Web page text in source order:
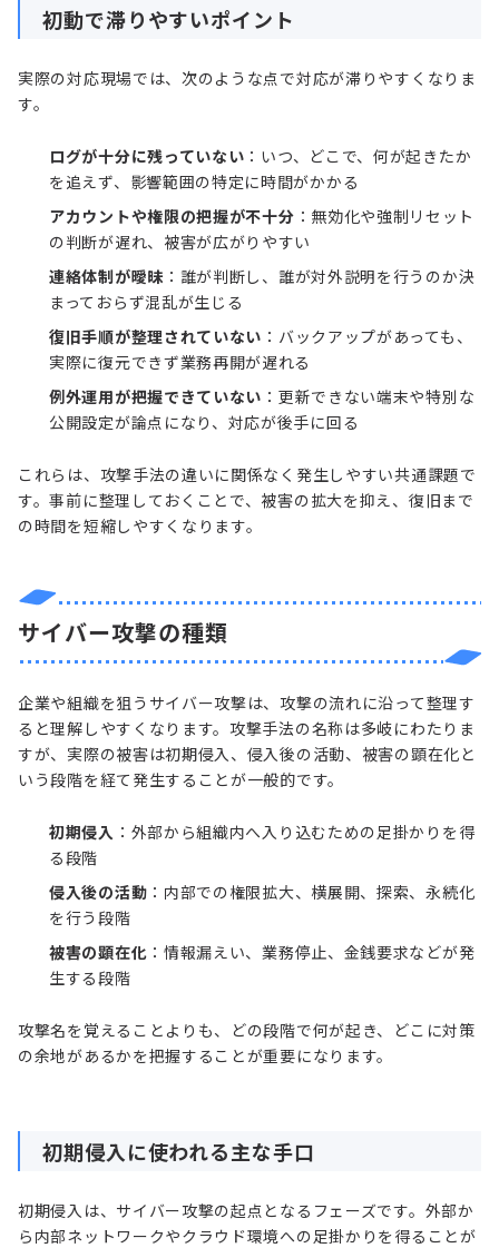
初動で滞りやすいポイント
実際の対応現場では、次のような点で対応が滞りやすくなりま
す。
ログが十分に残っていない ：いつ、どこで、何が起きたか
を追えず、影響範囲の特定に時間がかかる
アカウントや権限の把握が不十分 ：無効化や強制リセット
の判断が遅れ、被害が広がりやすい
連絡体制が曖昧 ：誰が判断し、誰が対外説明を行うのか決
まっておらず混乱が生じる
復旧手順が整理されていない ：バックアップがあっても、
実際に復元できず業務再開が遅れる
例外運用が把握できていない ：更新できない端末や特別な
公開設定が論点になり、対応が後手に回る
これらは、攻撃手法の違いに関係なく発生しやすい共通課題で
す。事前に整理しておくことで、被害の拡大を抑え、復旧まで
の時間を短縮しやすくなります。
サイバー攻撃の種類
企業や組織を狙うサイバー攻撃は、攻撃の流れに沿って整理す
ると理解しやすくなります。攻撃手法の名称は多岐にわたりま
すが、実際の被害は初期侵入、侵入後の活動、被害の顕在化と
いう段階を経て発生することが一般的です。
初期侵入 ：外部から組織内へ入り込むための足掛かりを得
る段階
侵入後の活動 ：内部での権限拡大、横展開、探索、永続化
を行う段階
被害の顕在化 ：情報漏えい、業務停止、金銭要求などが発
生する段階
攻撃名を覚えることよりも、どの段階で何が起き、どこに対策
の余地があるかを把握することが重要になります。
初期侵入に使われる主な手口
初期侵入は、サイバー攻撃の起点となるフェーズです。外部か
ら内部ネットワークやクラウド環境への足掛かりを得ることが